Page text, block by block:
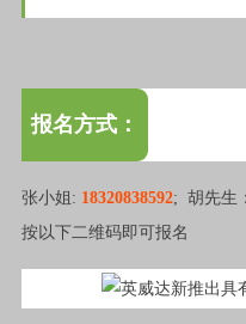
报名方式：
张小姐: 18320838592; 胡先生
按以下二维码即可报名